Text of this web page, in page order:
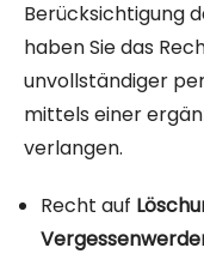
Berücksichtigung
haben Sie das
unvollständiger
mittels einer
verlangen.
Recht auf